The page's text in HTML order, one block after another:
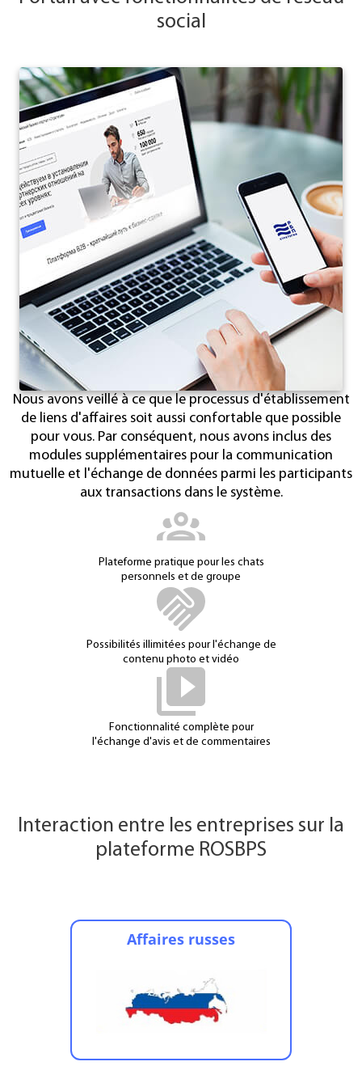
social
Nous avons veillé à ce que le processus d'établissement
de liens d'affaires soit aussi confortable que possible
pour vous. Par conséquent, nous avons inclus des
modules supplémentaires pour la communication
mutuelle et l'échange de données parmi les participants
aux transactions dans le système.
Plateforme pratique pour les chats
personnels et de groupe
Possibilités illimitées pour l'échange de
contenu photo et vidéo
Fonctionnalité complète pour
l'échange d'avis et de commentaires
Interaction entre les entreprises sur la
plateforme ROSBPS
Affaires russes